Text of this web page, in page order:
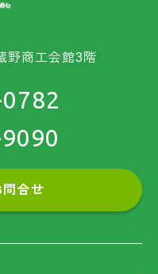
野商工会館3階
合せ